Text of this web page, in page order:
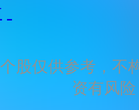
股仅供参考，不
资有风